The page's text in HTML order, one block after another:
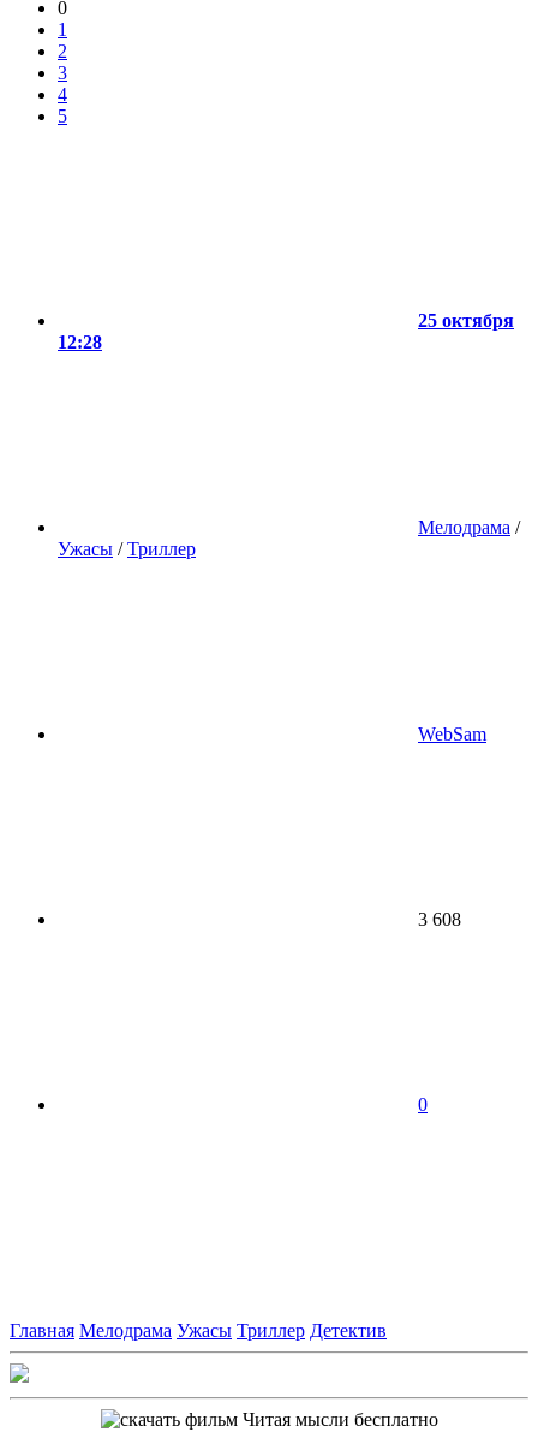
0
1
2
3
4
5
25 октября
12:28
Мелодрама /
Ужасы /Триллер
WebSam
3 608
0
Главная Мелодрама Ужасы Триллер Детектив